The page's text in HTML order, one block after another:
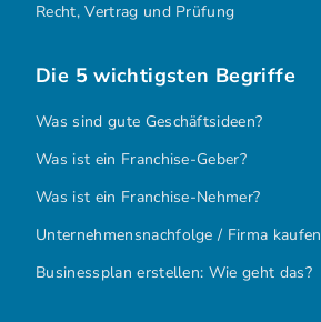
Recht, Vertrag und Prüfung
Die 5 wichtigsten Begriffe
Was sind gute Geschäftsideen?
Was ist ein Franchise-Geber?
Was ist ein Franchise-Nehmer?
Unternehmensnachfolge / Firma kaufen
Businessplan erstellen: Wie geht das?